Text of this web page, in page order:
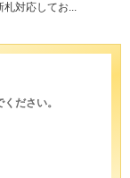
札対応してお...
ださい。